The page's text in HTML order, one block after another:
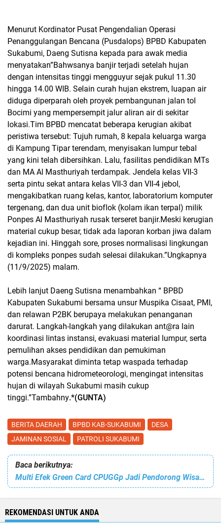
Menurut Kordinator Pusat Pengendalian Operasi
Penanggulangan Bencana (Pusdalops) BPBD Kabupaten
Sukabumi, Daeng Sutisna kepada para awak media
menyatakan”Bahwsanya banjir terjadi setelah hujan
dengan intensitas tinggi mengguyur sejak pukul 11.30
hingga 14.00 WIB. Selain curah hujan ekstrem, luapan air
diduga diperparah oleh proyek pembangunan jalan tol
Bocimi yang mempersempit jalur aliran air di sekitar
lokasi.Tim BPBD mencatat beberapa kerugian akibat
peristiwa tersebut: Tujuh rumah, 8 kepala keluarga warga
di Kampung Tipar terendam, menyisakan lumpur tebal
yang kini telah dibersihkan. Lalu, fasilitas pendidikan MTs
dan MA Al Masthuriyah terdampak. Jendela kelas VII-3
serta pintu sekat antara kelas VII-3 dan VII-4 jebol,
mengakibatkan ruang kelas, kantor, laboratorium komputer
tergenang, dan dua unit bioflok (kolam ikan terpal) milik
Ponpes Al Masthuriyah rusak terseret banjir.Meski kerugian
material cukup besar, tidak ada laporan korban jiwa dalam
kejadian ini. Hinggah sore, proses normalisasi lingkungan
di kompleks ponpes sudah selesai dilakukan.”Ungkapnya
(11/9/2025) malam.
Lebih lanjut Daeng Sutisna menambahkan “ BPBD
Kabupaten Sukabumi bersama unsur Muspika Cisaat, PMI,
dan relawan P2BK berupaya melakukan penanganan
darurat. Langkah-langkah yang dilakukan ant@ra lain
koordinasi lintas instansi, evakuasi material lumpur, serta
pemulihan akses pendidikan dan pemukiman
warga.Masyarakat diminta tetap waspada terhadap
potensi bencana hidrometeorologi, mengingat intensitas
hujan di wilayah Sukabumi masih cukup
tinggi.”Tambahny.*(GUNTA)
BERITA DAERAH BPBD KAB-SUKABUMI
DESA
JAMINAN SOSIAL
PATROLI SUKABUMI
Baca berikutnya:
Multi Efek Green Card CPUGGp Jadi Pendorong Wisata Dunia Untuk Dinas Parawista Kab Sukabumi
REKOMENDASI UNTUK ANDA